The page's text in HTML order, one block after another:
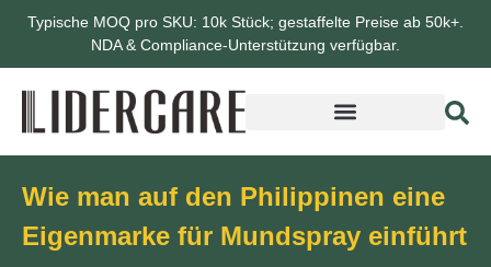
Typische MOQ pro SKU: 10k Stück; gestaffelte Preise ab 50k+.
NDA & Compliance-Unterstützung verfügbar.
Wie man auf den Philippinen eine
Eigenmarke für Mundspray einführt